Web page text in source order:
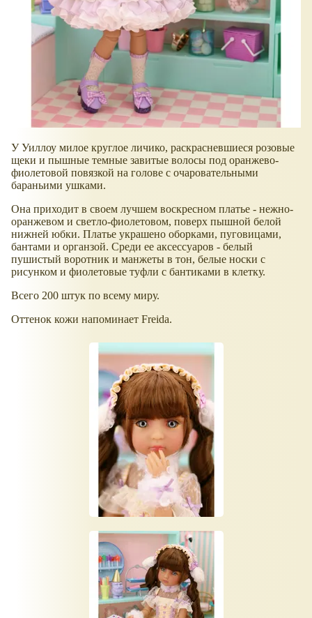
У Уиллоу милое круглое личико, раскрасневшиеся розовые
щеки и пышные темные завитые волосы под оранжево-
фиолетовой повязкой на голове с очаровательными
бараньими ушками.
Она приходит в своем лучшем воскресном платье - нежно-
оранжевом и светло-фиолетовом, поверх пышной белой
нижней юбки. Платье украшено оборками, пуговицами,
бантами и органзой. Среди ее аксессуаров - белый
пушистый воротник и манжеты в тон, белые носки с
рисунком и фиолетовые туфли с бантиками в клетку.
Всего 200 штук по всему миру.
Оттенок кожи напоминает Freida.